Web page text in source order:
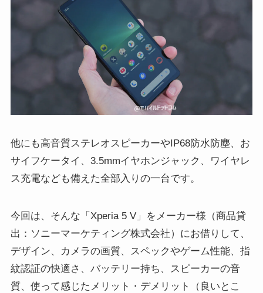
他にも高音質ステレオスピーカーやIP68防水防塵、お
サイフケータイ、3.5mmイヤホンジャック、ワイヤレ
ス充電なども備えた全部入りの一台です。
今回は、そんな「Xperia 5 V」をメーカー様（商品貸
出：ソニーマーケティング株式会社）にお借りして、
デザイン、カメラの画質、スペックやゲーム性能、指
紋認証の快適さ、バッテリー持ち、スピーカーの音
質、使って感じたメリット・デメリット（良いとこ